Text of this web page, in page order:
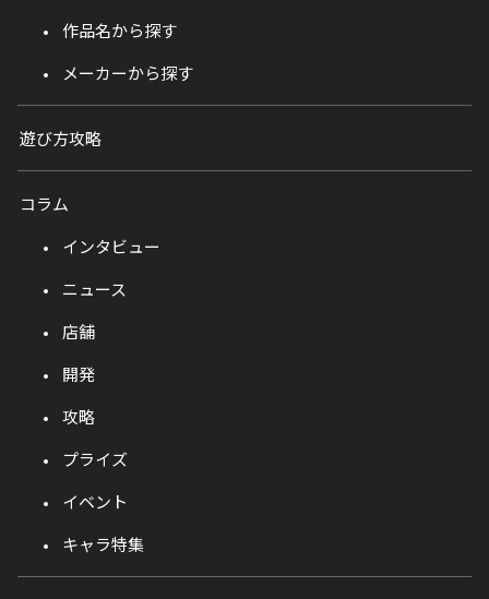
作品名から探す
メーカーから探す
遊び方攻略
コラム
インタビュー
ニュース
店舗
開発
攻略
プライズ
イベント
キャラ特集